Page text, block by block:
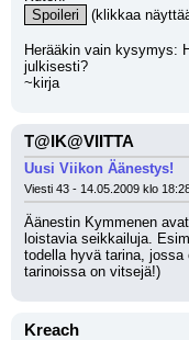
Spoileri
(klikkaa
Herääkin vain kysymys:
julkisesti?
~kirja
T@IK@VIITTA
Uusi Viikon Äänestys!
Viesti 43 - 14.05.2009 klo
Äänestin Kymmenen
loistavia seikkailuja.
todella hyvä tarina,
tarinoissa on vitsejä!)
Kreach